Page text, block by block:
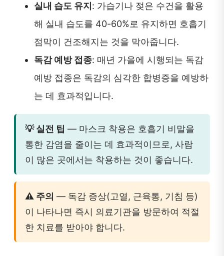
실내 습도 유지 : 가습기나 젖은 수건을 활용
해 실내 습도를 40-60%로 유지하면 호흡기
점막이 건조해지는 것을 막아줍니다.
독감 예방 접종: 매년 가을에 시행되는 독감
예방 접종은 독감의 심각한 합병증을 예방하
는 데 효과적입니다.
💡 실전 팁 — 마스크 착용은 호흡기 비말을
통한 감염을 줄이는 데 효과적이므로, 사람
이 많은 곳에서는 착용하는 것이 좋습니다.
⚠️ 주의 — 독감 증상(고열, 근육통, 기침 등)
이 나타나면 즉시 의료기관을 방문하여 적절
한 치료를 받아야 합니다.